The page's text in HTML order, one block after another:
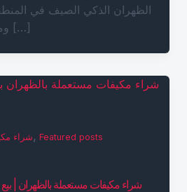
الظهران الذكي الصيف في
ومدينة الظهران تحديداً […]
شراء , Featured posts
شراء مكيفات مستعملة بالظهران |